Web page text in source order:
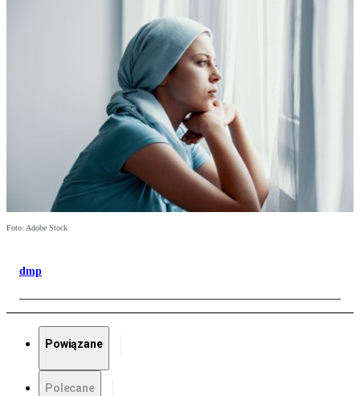
Foto: Adobe Stock
dmp
Powiązane
Polecane